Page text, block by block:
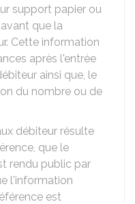
support papier ou
que la
Cette information
après l'entrée
ainsi que, le
du nombre ou de
débiteur résulte
que le
rendu public par
l'information
est